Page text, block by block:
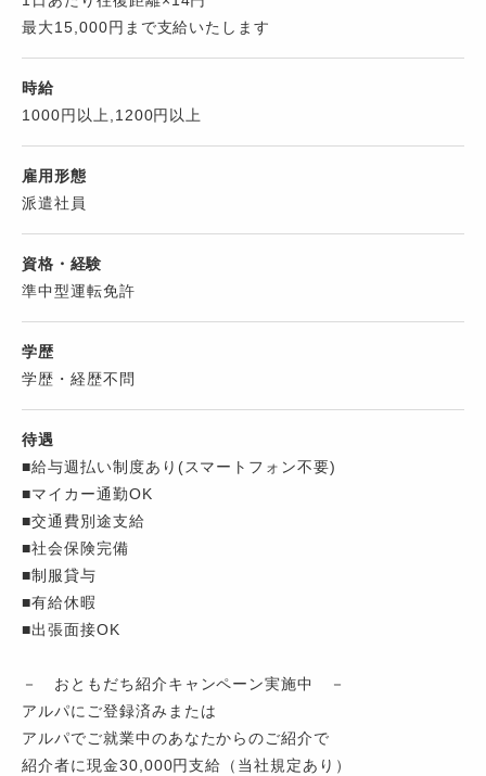
最大15,000円まで支給いたします
時給
1000円以上,1200円以上
雇用形態
派遣社員
資格・経験
準中型運転免許
学歴
学歴・経歴不問
待遇
■給与週払い制度あり(スマートフォン不要)
■マイカー通勤OK
■交通費別途支給
■社会保険完備
■制服貸与
■有給休暇
■出張面接OK
－ おともだち紹介キャンペーン実施中 －
アルパにご登録済みまたは
アルパでご就業中のあなたからのご紹介で
紹介者に現金30,000円支給（当社規定あり）